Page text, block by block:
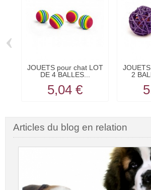
JOUETS pour chat LOT
DE 4 BALLES...
5,04 €
2
‹
Articles du blog en relation